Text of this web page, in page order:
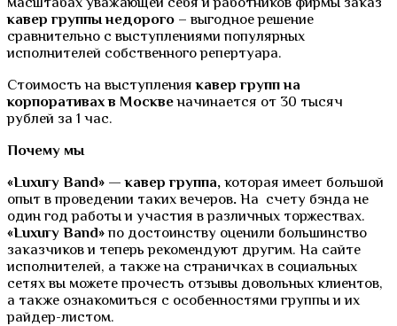
кавер группы недорого –выгодное решение
сравнительно с выступлениями популярных
исполнителей собственного репертуара.
Стоимость на выступлениякавер групп на
корпоративах в Москвеначинается от 30 тысяч
рублей за 1 час.
Почему мы
«Luxury Band» — кавер группа, которая имеет большой
опыт в проведении таких вечеров. На счету бэнда не
один год работы и участия в различных торжествах.
«Luxury Band»по достоинству оценили большинство
заказчиков и теперь рекомендуют другим. На сайте
исполнителей, а также на страничках в социальных
сетях вы можете прочесть отзывы довольных клиентов,
а также ознакомиться с особенностями группы и их
райдер-листом.